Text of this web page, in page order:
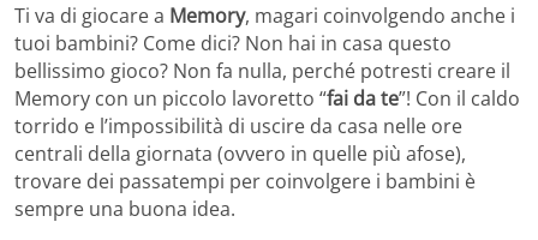
Ti va di giocare a Memory, magari coinvolgendo anche i
tuoi bambini? Come dici? Non hai in casa questo
bellissimo gioco? Non fa nulla, perché potresti creare il
Memory con un piccolo lavoretto “fai da te”! Con il caldo
torrido e l’impossibilità di uscire da casa nelle ore
centrali della giornata (ovvero in quelle più afose),
trovare dei passatempi per coinvolgere i bambini è
sempre una buona idea.